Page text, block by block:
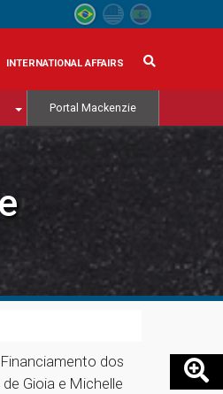
INTERNATIONAL AFFAIRS
Portal Mackenzie
dos
Gioia e Michelle